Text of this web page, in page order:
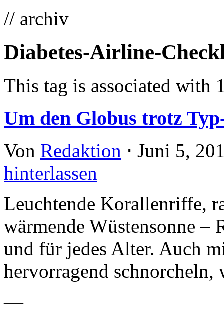
// archiv
Diabetes-Airline-
This tag is associated with
Um den Globus trotz
Von Redaktion ⋅ Juni 5,
hinterlassen
Leuchtende Korallenriffe,
wärmende Wüstensonne –
und für jedes Alter. Auch
hervorragend schnorcheln,
—